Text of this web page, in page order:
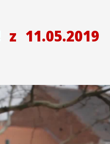
z 11.05.2019